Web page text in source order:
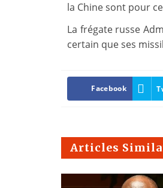
la Chine sont pour
La frégate russe
certain que ses
Facebook
Articles